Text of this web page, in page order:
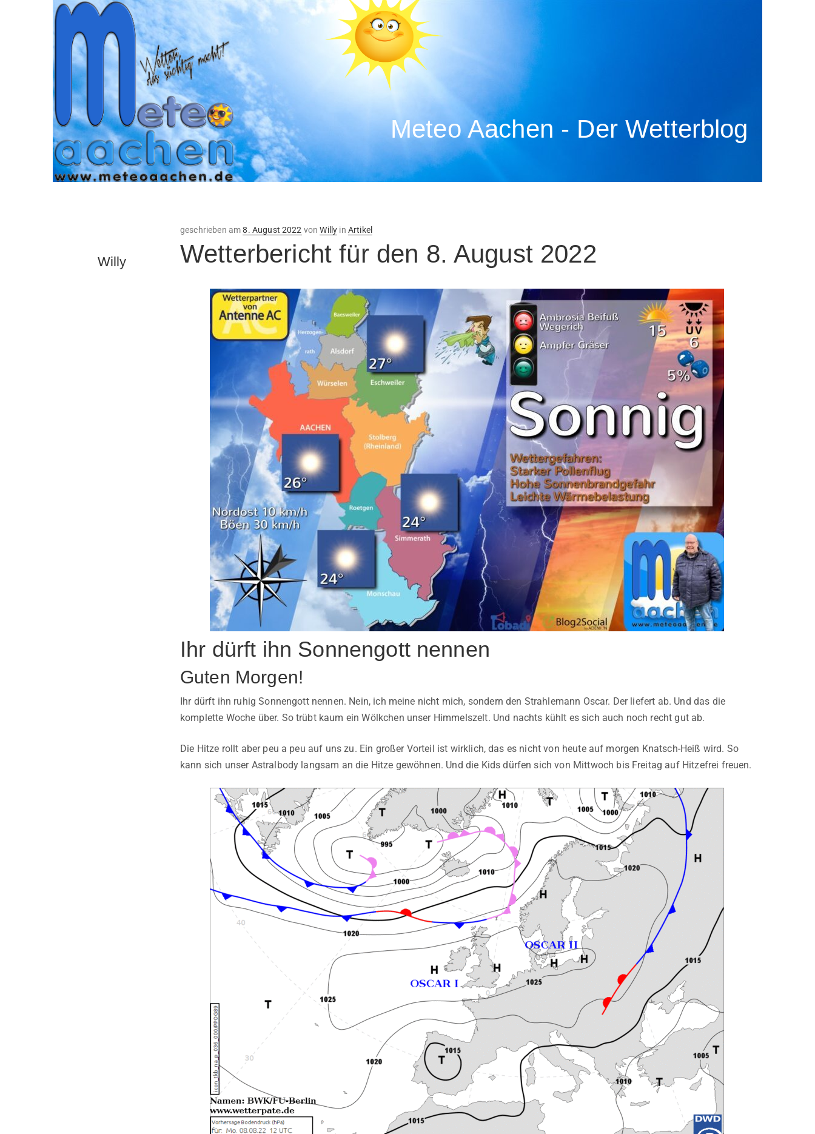
Meteo Aachen - Der Wetterblog
Willy
geschrieben amVeröffentlicht
8. August 2022 vonWilly in Artikel
Wetterbericht für den 8. August 2022
Ihr dürft ihn Sonnengott nennen
Guten Morgen!
Ihr dürft ihn ruhig Sonnengott nennen. Nein, ich meine nicht mich, sondern den Strahlemann Oscar. Der liefert ab. Und das die
komplette Woche über. So trübt kaum ein Wölkchen unser Himmelszelt. Und nachts kühlt es sich auch noch recht gut ab.
Die Hitze rollt aber peu a peu auf uns zu. Ein großer Vorteil ist wirklich, das es nicht von heute auf morgen Knatsch-Heiß wird. So
kann sich unser Astralbody langsam an die Hitze gewöhnen. Und die Kids dürfen sich von Mittwoch bis Freitag auf Hitzefrei freuen.